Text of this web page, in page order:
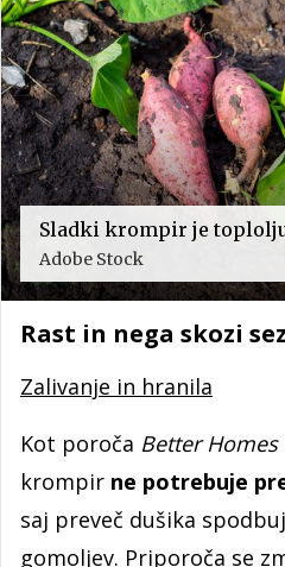
Sladki krompir je
Adobe Stock
Rast in nega skozi
Zalivanje in hranila
Kot poroča Better
krompir ne potrebuje
saj preveč dušika
gomoljev. Priporoča se